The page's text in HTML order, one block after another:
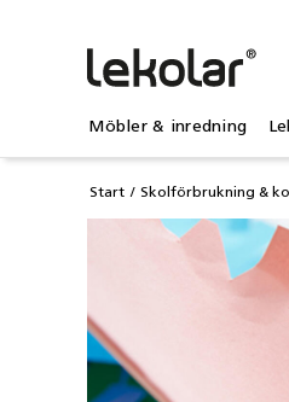
Möbler & inredning
Start Skolförbrukning &